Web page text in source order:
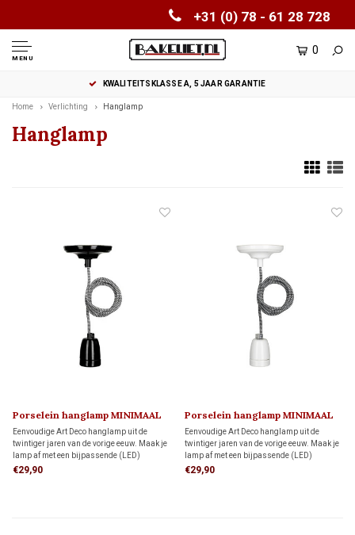
+31 (0) 78 - 61 28 728
MENU
0
KWALITEITSKLASSE A, 5 JAAR GARANTIE
Home Verlichting Hanglamp
Hanglamp
Porselein hanglamp MINIMAAL
1920
Eenvoudige Art Deco hanglamp uit de
twintiger jaren van de vorige eeuw. Maak je
lamp af met een bijpassende (LED)
kooldraadlamp.
€29,90
Porselein hanglamp MINIMAAL
1920
Eenvoudige Art Deco hanglamp uit de
twintiger jaren van de vorige eeuw. Maak je
lamp af met een bijpassende (LED)
kooldraadlamp.
€29,90